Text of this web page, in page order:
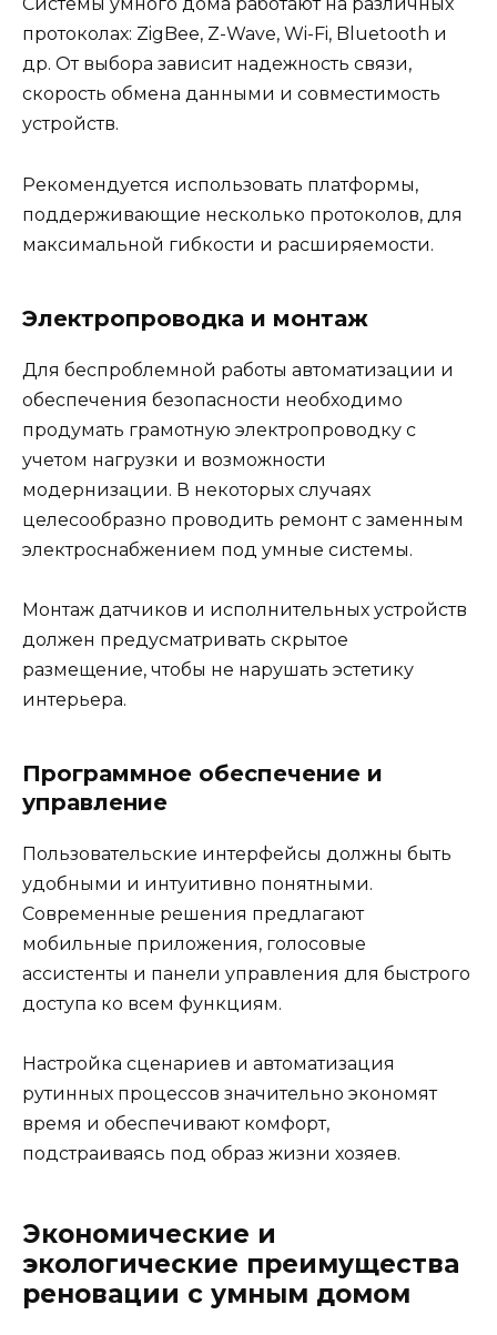
Системы умного дома работают на различных
протоколах: ZigBee, Z-Wave, Wi-Fi, Bluetooth и
др. От выбора зависит надежность связи,
скорость обмена данными и совместимость
устройств.
Рекомендуется использовать платформы,
поддерживающие несколько протоколов, для
максимальной гибкости и расширяемости.
Электропроводка и монтаж
Для беспроблемной работы автоматизации и
обеспечения безопасности необходимо
продумать грамотную электропроводку с
учетом нагрузки и возможности
модернизации. В некоторых случаях
целесообразно проводить ремонт с заменным
электроснабжением под умные системы.
Монтаж датчиков и исполнительных устройств
должен предусматривать скрытое
размещение, чтобы не нарушать эстетику
интерьера.
Программное обеспечение и
управление
Пользовательские интерфейсы должны быть
удобными и интуитивно понятными.
Современные решения предлагают
мобильные приложения, голосовые
ассистенты и панели управления для быстрого
доступа ко всем функциям.
Настройка сценариев и автоматизация
рутинных процессов значительно экономят
время и обеспечивают комфорт,
подстраиваясь под образ жизни хозяев.
Экономические и
экологические преимущества
реновации с умным домом